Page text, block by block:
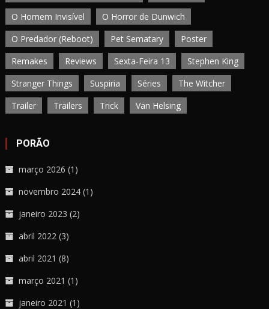
O Homem Invisível
O Horror de Dunwich
O Predador (Reboot)
Pet Sematary
Poster
Remakes
Reviews Sexta-Feira 13
Stephen King
Stranger Things
Suspiria Séries
The Witcher
Trailer
Trailers Trick Van Helsing
PORÃO
março 2026 (1)
novembro 2024 (1)
janeiro 2023 (2)
abril 2022 (3)
abril 2021 (8)
março 2021 (1)
janeiro 2021 (1)